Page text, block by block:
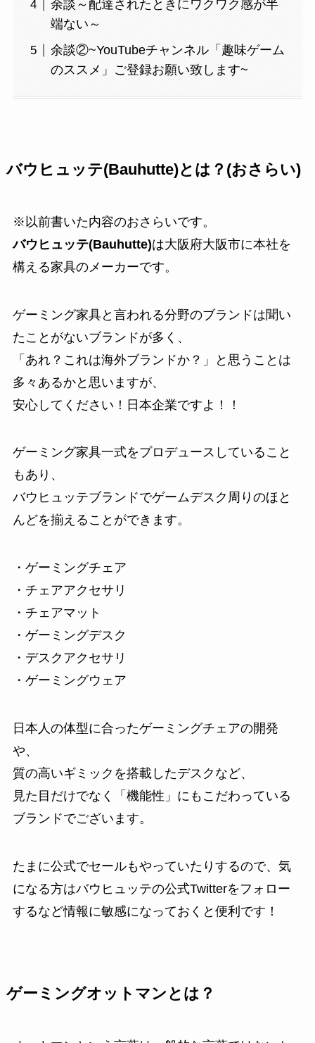
余談～配達されたときにワクワク感が半
端ない～
余談②~YouTubeチャンネル「趣味ゲーム
のススメ」ご登録お願い致します~
バウヒュッテ(Bauhutte)とは？(おさらい)
※以前書いた内容のおさらいです。
バウヒュッテ(Bauhutte)は大阪府大阪市に本社を
構える家具のメーカーです。
ゲーミング家具と言われる分野のブランドは聞い
たことがないブランドが多く、
「あれ？これは海外ブランドか？」と思うことは
多々あるかと思いますが、
安心してください！日本企業ですよ！！
ゲーミング家具一式をプロデュースしていること
もあり、
バウヒュッテブランドでゲームデスク周りのほと
んどを揃えることができます。
・ゲーミングチェア
・チェアアクセサリ
・チェアマット
・ゲーミングデスク
・デスクアクセサリ
・ゲーミングウェア
日本人の体型に合ったゲーミングチェアの開発
や、
質の高いギミックを搭載したデスクなど、
見た目だけでなく
「機能性」にもこだわっている
ブランドでございます。
たまに公式でセールもやっていたりするので、気
になる方はバウヒュッテの公式Twitterをフォロー
するなど情報に敏感になっておくと便利です！
ゲーミングオットマンとは？